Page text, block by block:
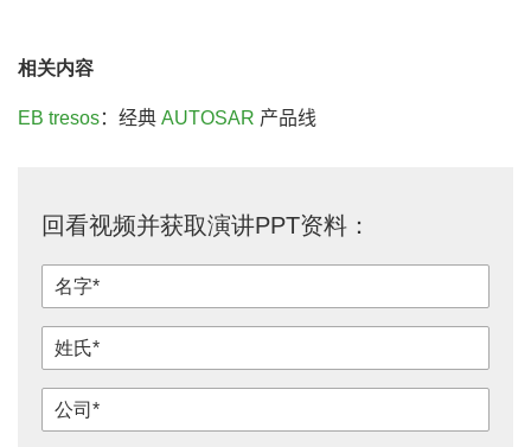
相关内容
EB tresos：经典 AUTOSAR 产品线
回看视频并获取演讲PPT资料：